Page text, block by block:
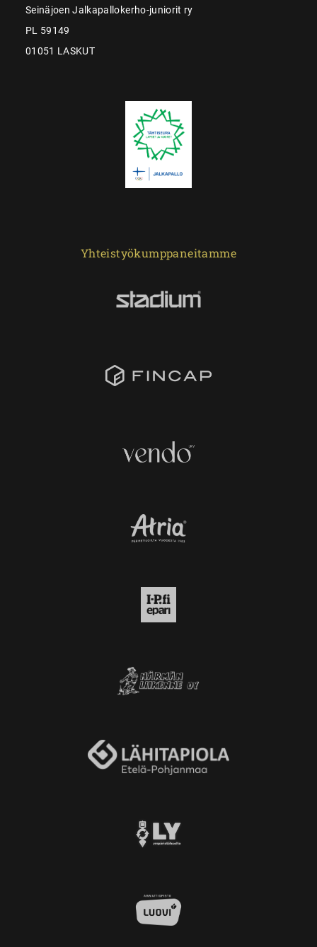
Seinäjoen Jalkapallokerho-juniorit ry
PL 59149
01051 LASKUT
Yhteistyökumppaneitamme